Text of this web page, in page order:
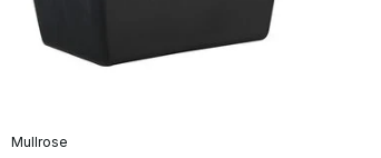
Mullrose